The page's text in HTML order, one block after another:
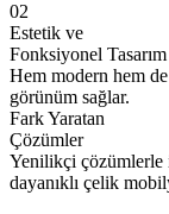
02
Estetik ve
Fonksiyonel Tasarım
Hem modern hem
görünüm sağlar.
Fark Yaratan
Çözümler
Yenilikçi çözümlerle
dayanıklı çelik